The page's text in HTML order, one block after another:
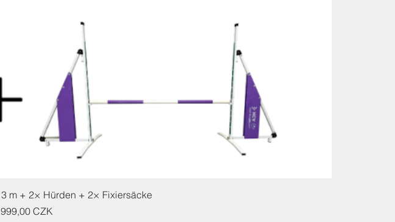
m + 2× Hürden + 2× Fixiersäcke
Preis CZK